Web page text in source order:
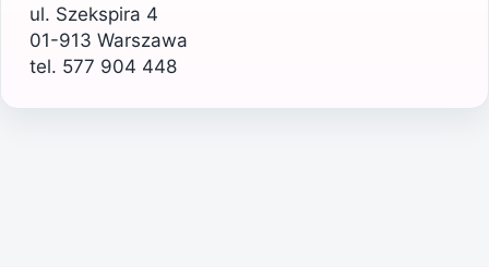
ul. Szekspira 4
01-913 Warszawa
tel. 577 904 448